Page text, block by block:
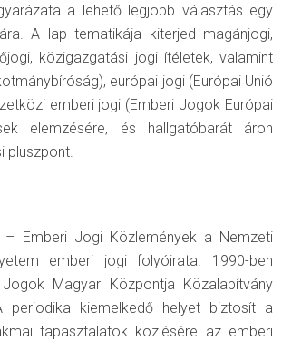
a lehető legjobb választás egy
A lap tematikája kiterjed magánjogi,
közigazgatási jogi ítéletek, valamint
európai jogi (Európai Unió
emberi jogi (Emberi Jogok Európai
elemzésére, és hallgatóbarát áron
pluszpont.
– Emberi Jogi Közlemények a Nemzeti
emberi jogi folyóirata. 1990-ben
Magyar Központja Közalapítvány
periodika kiemelkedő helyet biztosít a
tapasztalatok közlésére az emberi